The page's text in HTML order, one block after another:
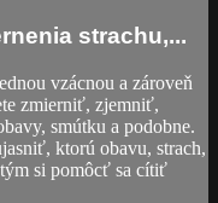
strachu,...
vzácnou a zároveň
zmierniť, zjemniť,
smútku a podobne.
ktorú obavu, strach,
si pomôcť sa cítiť